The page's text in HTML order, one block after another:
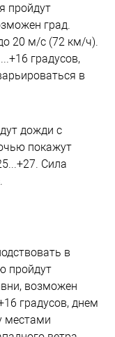
пройдут
град.
20 м/с (72 км/ч).
градусов,
в
дожди с
покажут
Сила
в
пройдут
возможен
градусов, днем
местами